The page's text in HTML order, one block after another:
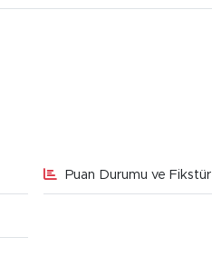
Puan Durumu ve Fikstür